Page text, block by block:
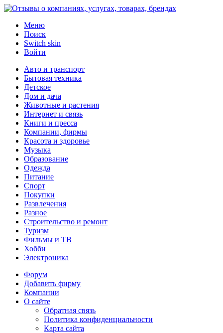
Меню
Поиск
Switch skin
Войти
Авто и транспорт
Бытовая техника
Детское
Дом и дача
Животные и растения
Интернет и связь
Книги и пресса
Компании, фирмы
Красота и здоровье
Музыка
Образование
Одежда
Питание
Спорт
Покупки
Развлечения
Разное
Строительство и ремонт
Туризм
Фильмы и ТВ
Хобби
Электроника
Форум
Добавить фирму
Компании
О сайте
Обратная связь
Политика конфиденциальности
Карта сайта